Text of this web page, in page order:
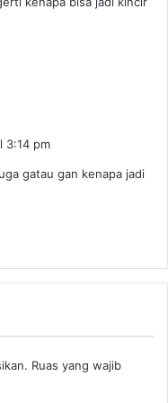
3:14 pm
gatau gan kenapa jadi
Ruas yang wajib